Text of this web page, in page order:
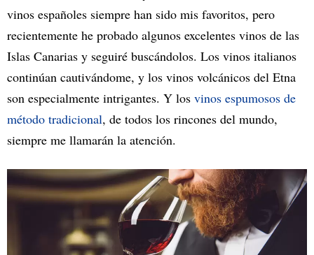
vinos españoles siempre han sido mis favoritos, pero
recientemente he probado algunos excelentes vinos de las
Islas Canarias y seguiré buscándolos. Los vinos italianos
continúan cautivándome, y los vinos volcánicos del Etna
son especialmente intrigantes. Y los vinos espumosos de
método tradicional, de todos los rincones del mundo,
siempre me llamarán la atención.